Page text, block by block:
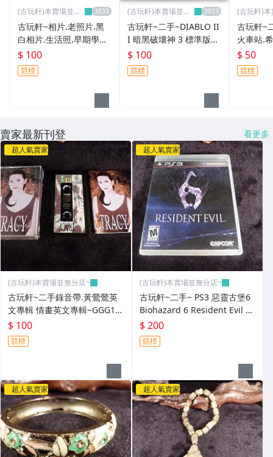
(古玩軒)本賣場並無
古玩軒~相片.老照片.黑
白相片.生活照.早期學校
教職員團體照.學校廣場
拍團體照.6.ABC336
$ 100
競標
(古玩軒)本賣場並無
古玩軒~二手~DIABLO II
I 暗黑破壞神 3 標準版
限制級 繁體中文版~DDD
866
$ 100
競標
(古玩軒)
古玩軒~
火車站.
子樂隊
清池.山
8
$ 50
競標
賣家最新刊登 看更多
超人氣賣家
(古玩軒)本賣場並無分店~
古玩軒~二手錄音帶.黃鶯鶯英
文專輯 情畫英文專輯~GGG10
1
$ 100
競標
超人氣賣家
(古玩軒)本賣場並無分店~
古玩軒~二手~ PS3 惡靈古堡6
Biohazard 6 Resident Evil 6
-英文~GGG100
$ 200
競標
超人氣賣家 超人氣賣家